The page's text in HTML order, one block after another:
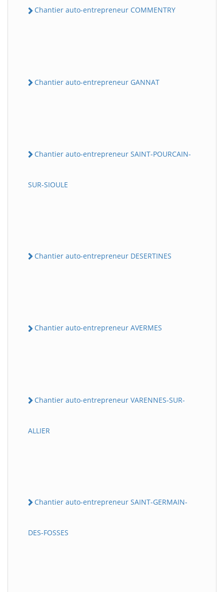
Chantier auto-entrepreneur COMMENTRY
Chantier auto-entrepreneur GANNAT
Chantier auto-entrepreneur SAINT-POURCAIN-
SUR-SIOULE
Chantier auto-entrepreneur DESERTINES
Chantier auto-entrepreneur AVERMES
Chantier auto-entrepreneur VARENNES-SUR-
ALLIER
Chantier auto-entrepreneur SAINT-GERMAIN-
DES-FOSSES